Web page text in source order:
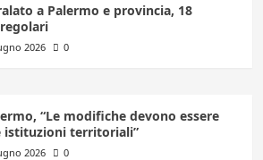
a Palermo e provincia, 18
2026 0
“Le modifiche devono essere
istituzioni territoriali”
2026 0